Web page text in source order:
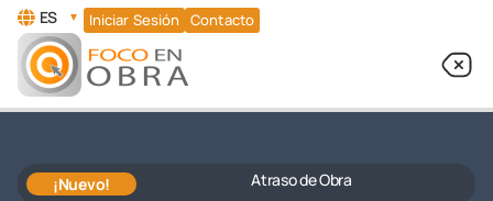
ES ▼ Iniciar Sesión Contacto
¡Nuevo! Atraso de Obra